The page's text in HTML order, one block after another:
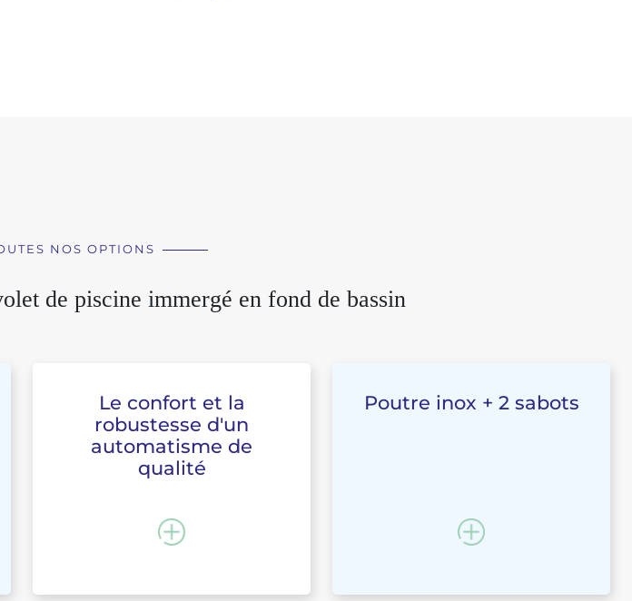
NOS OPTIONS
de piscine immergé en fond de bassin
Le confort et la
robustesse d'un
automatisme de
qualité
Poutre inox + 2 sabots